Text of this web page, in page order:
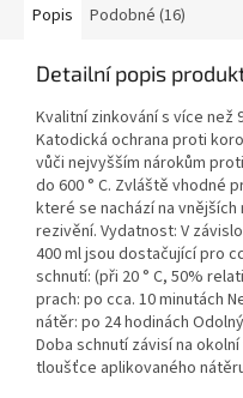
Popis Podobné (16)
Detailní popis
Kvalitní zinkování s více než
Katodická ochrana proti
vůči nejvyšším nárokům
do 600 ° C. Zvláště vhodné
které se nachází na
rezivění. Vydatnost: V
400 ml jsou dostačující pro
schnutí: (při 20 ° C, 50%
prach: po cca. 10 minutách
nátěr: po 24 hodinách
Doba schnutí závisí na
tloušťce aplikovaného